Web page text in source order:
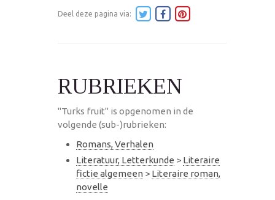
Deel deze pagina via:
RUBRIEKEN
"Turks fruit" is opgenomen in de
volgende (sub-)rubrieken:
Romans, Verhalen
Literatuur, Letterkunde > Literaire
fictie algemeen > Literaire roman,
novelle